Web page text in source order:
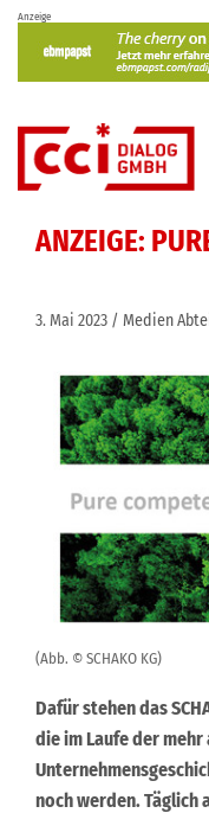
Skip
content
Anzeige
ANZEIGE:
3. Mai 2023 Medien
(Abb. © SCHAKO KG)
Dafür stehen das
die im Laufe der mehr
noch werden.